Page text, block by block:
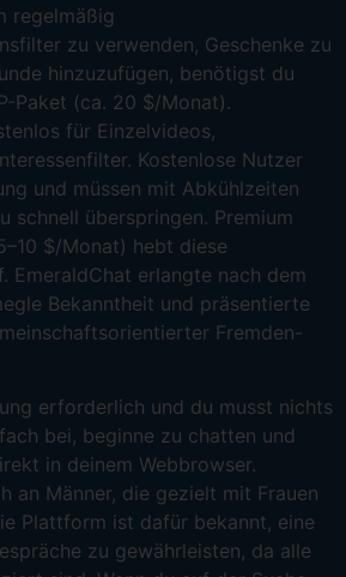
regelmäßig
zu verwenden, Geschenke zu
hinzuzufügen, benötigst du
Paket (ca. 20 $/Monat).
für Einzelvideos,
Kostenlose Nutzer
und müssen mit Abkühlzeiten
schnell überspringen. Premium
$/Monat) hebt diese
EmeraldChat erlangte nach dem
Bekanntheit und präsentierte
Fremden-
erforderlich und du musst nichts
bei, beginne zu chatten und
in deinem Webbrowser.
an Männer, die gezielt mit Frauen
Plattform ist dafür bekannt, eine
zu gewährleisten, da alle